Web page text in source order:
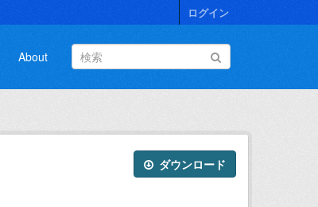
ログイン
About
ダウンロード